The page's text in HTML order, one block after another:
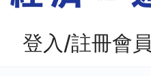
登入/註冊會員